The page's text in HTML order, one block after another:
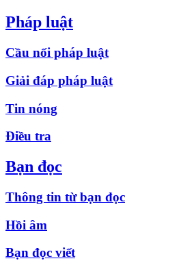
Pháp luật
Cầu nối pháp luật
Giải đáp pháp luật
Tin nóng
Điều tra
Bạn đọc
Thông tin từ bạn đọc
Hồi âm
Bạn đọc viết